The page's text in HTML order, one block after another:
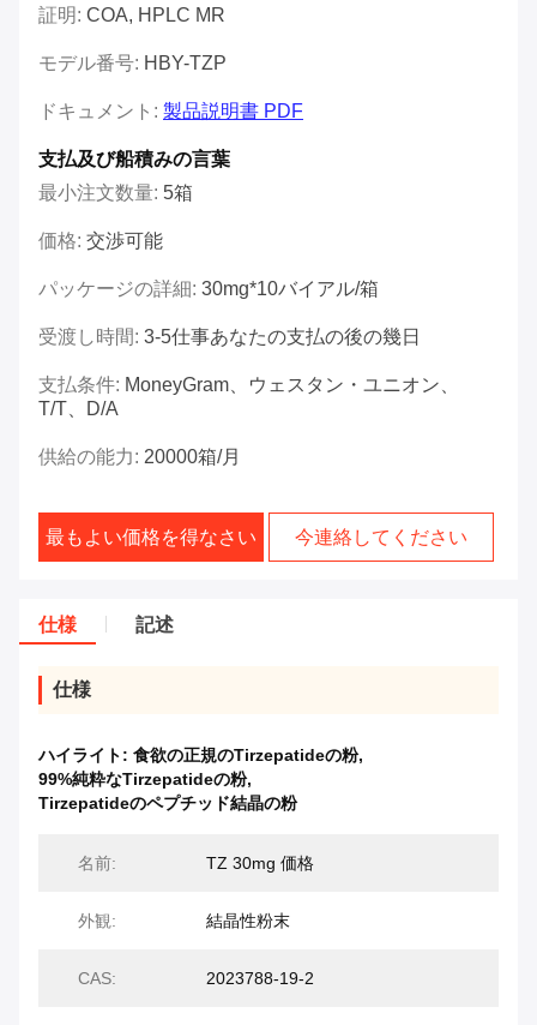
証明: COA, HPLC MR
モデル番号: HBY-TZP
ドキュメント: 製品説明書 PDF
支払及び船積みの言葉
最小注文数量: 5箱
価格: 交渉可能
パッケージの詳細: 30mg*10バイアル/箱
受渡し時間: 3-5仕事あなたの支払の後の幾日
支払条件: MoneyGram、ウェスタン・ユニオン、
T/T、D/A
供給の能力: 20000箱/月
最もよい価格を得なさい 今連絡してください
仕様 記述
仕様
ハイライト: 食欲の正規のTirzepatideの粉,
99%純粋なTirzepatideの粉,
Tirzepatideのペプチッド結晶の粉
名前: TZ 30mg 価格
外観: 結晶性粉末
CAS: 2023788-19-2